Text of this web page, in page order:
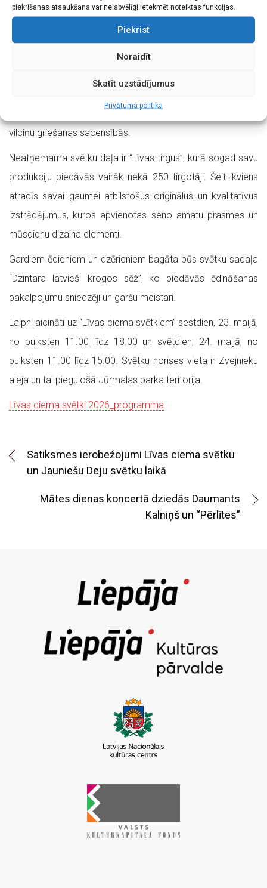
piekrišanas atsaukšana var nelabvēlīgi ietekmēt noteiktas funkcijas.
Piekrist
Noraidīt
Skatīt uzstādījumus
Privātuma politika
apgūt dažādas amatu prasmes un iemaņas prasmju
apmaiņas programmas “Prasmju birža” meistardarbnīcās.
Ģimeņu un bērnu iemīļotā “Spēļu sēta” līdzās izklaidējošām
vadībā varēs izgatavot rotaļļietu un piedalīties jautrās
vilciņu griešanas sacensībās.
Neatņemama svētku daļa ir “Līvas tirgus”, kurā šogad savu
produkciju piedāvās vairāk nekā 250 tirgotāji. Šeit ikviens
atradīs savai gaumei atbilstošus oriģinālus un kvalitatīvus
izstrādājumus, kuros apvienotas seno amatu prasmes un
mūsdienu dizaina elementi.
Gardiem ēdieniem un dzērieniem bagāta būs svētku sadaļa
“Dzintara latvieši krogos sēž”, ko piedāvās ēdināšanas
pakalpojumu sniedzēji un garšu meistari.
Laipni aicināti uz “Līvas ciema svētkiem” sestdien, 23. maijā,
no pulksten 11.00 līdz 18.00 un svētdien, 24. maijā, no
pulksten 11.00 līdz 15.00. Svētku norises vieta ir Zvejnieku
aleja un tai piegulošā Jūrmalas parka teritorija.
Līvas ciema svētki 2026_programma
Satiksmes ierobežojumi Līvas ciema svētku
un Jauniešu Deju svētku laikā
Mātes dienas koncertā dziedās Daumants
Kalniņš un “Pērlītes”